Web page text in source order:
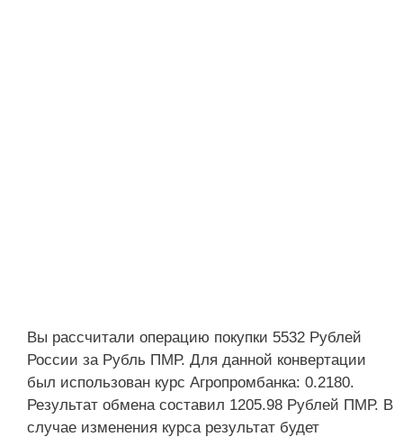
Вы рассчитали операцию покупки 5532 Рублей
России за Рубль ПМР. Для данной конвертации
был использован курс Агропромбанка: 0.2180.
Результат обмена составил 1205.98 Рублей ПМР. В
случае изменения курса результат будет